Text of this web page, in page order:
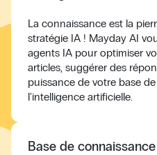
La connaissance est la
stratégie IA ! Mayday AI
agents IA pour optimiser
articles, suggérer des
puissance de votre base
l'intelligence artificielle.
Base de connaissance